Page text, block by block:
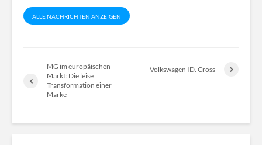
ALLE NACHRICHTEN ANZEIGEN
MG im europäischen
Markt: Die leise
Transformation einer
Marke
Volkswagen ID. Cross